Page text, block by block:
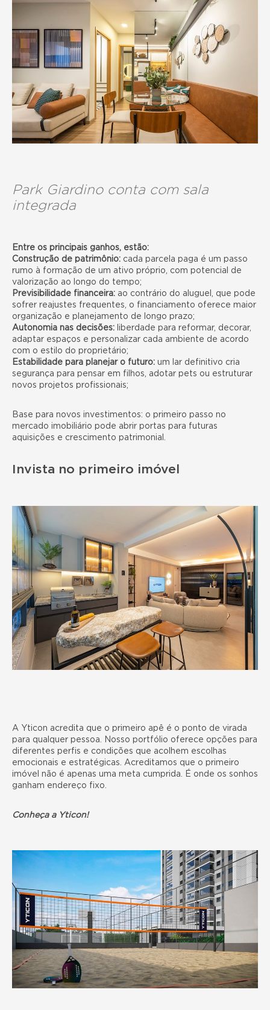
Park Giardino conta com sala
integrada
Entre os principais ganhos, estão:
Construção de patrimônio: cada parcela paga é um passo
rumo à formação de um ativo próprio, com potencial de
valorização ao longo do tempo;
Previsibilidade financeira: ao contrário do aluguel, que pode
sofrer reajustes frequentes, o financiamento oferece maior
organização e planejamento de longo prazo;
Autonomia nas decisões: liberdade para reformar, decorar,
adaptar espaços e personalizar cada ambiente de acordo
com o estilo do proprietário;
Estabilidade para planejar o futuro: um lar definitivo cria
segurança para pensar em filhos, adotar pets ou estruturar
novos projetos profissionais;
Base para novos investimentos: o primeiro passo no
mercado imobiliário pode abrir portas para futuras
aquisições e crescimento patrimonial.
Invista no primeiro imóvel
A Yticon acredita que o primeiro apê é o ponto de virada
para qualquer pessoa. Nosso portfólio oferece opções para
diferentes perfis e condições que acolhem escolhas
emocionais e estratégicas. Acreditamos que o primeiro
imóvel não é apenas uma meta cumprida. É onde os sonhos
ganham endereço fixo.
Conheça a Yticon!